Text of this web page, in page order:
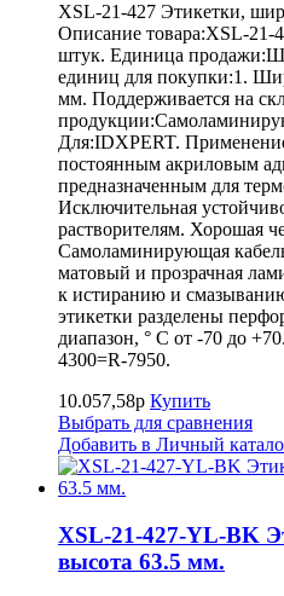
XSL-21-427 Этикетки,
Описание товара:XSL-21-
штук. Единица
единиц для покупки:1.
мм. Поддерживается на
Для:IDXPERT.
постоянным акриловым
предназначенным для
Исключительная
растворителям. Хорошая
Самоламинирующая
матовый и прозрачная
к истиранию и
этикетки разделены
диапазон, ° С от -70 до
4300=R-7950.
10.057,58р Купить
Выбрать для сравнения
Добавить в Личный
XSL-21-427-YL-BK
высота 63.5 мм.